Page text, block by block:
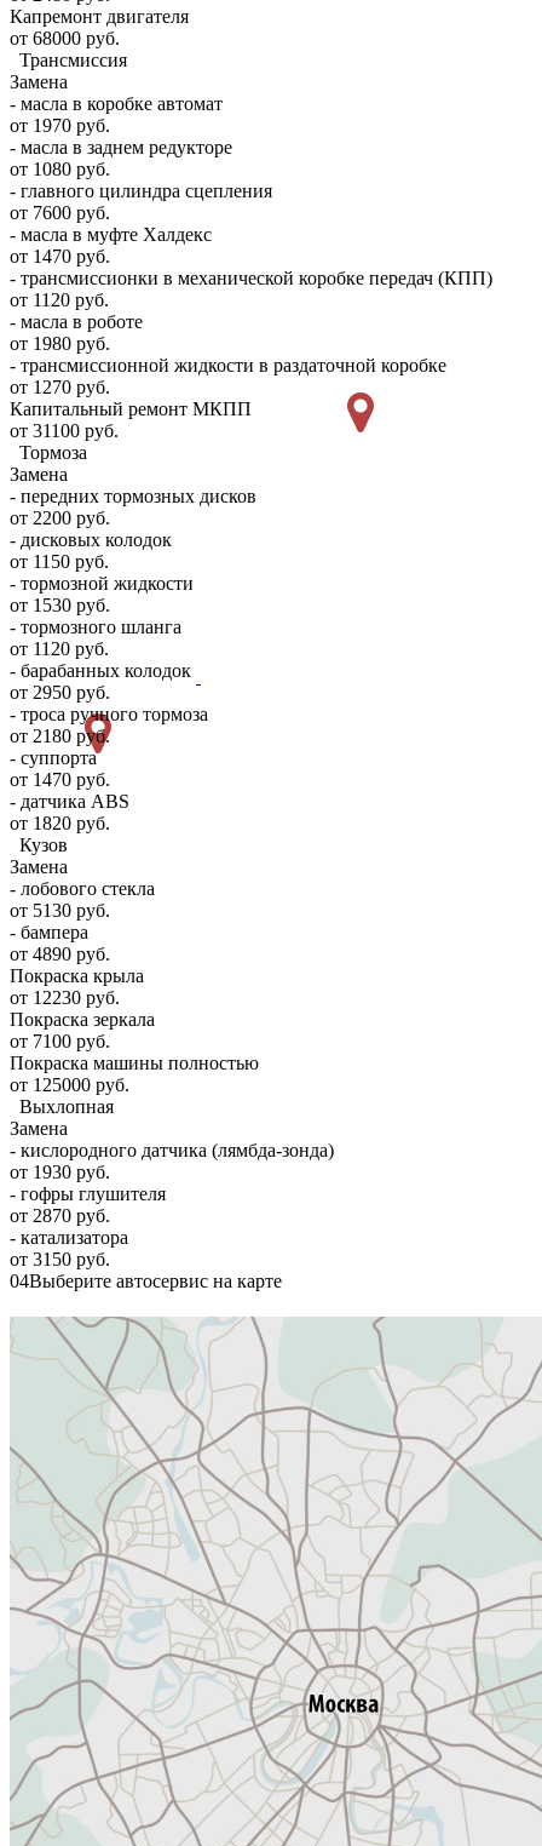
Капремонт двигателя
от 68000 руб.
Трансмиссия
Замена
- масла в коробке автомат
от 1970 руб.
- масла в заднем редукторе
от 1080 руб.
- главного цилиндра сцепления
от 7600 руб.
- масла в муфте Халдекс
от 1470 руб.
- трансмиссионки в механической коробке передач (КПП)
от 1120 руб.
- масла в роботе
от 1980 руб.
- трансмиссионной жидкости в раздаточной коробке
от 1270 руб.
Капитальный ремонт МКПП
от 31100 руб.
Тормоза
Замена
- передних тормозных дисков
от 2200 руб.
- дисковых колодок
от 1150 руб.
- тормозной жидкости
от 1530 руб.
- тормозного шланга
от 1120 руб.
- барабанных колодок
от 2950 руб.
- троса ручного тормоза
от 2180 руб.
- суппорта
от 1470 руб.
- датчика ABS
от 1820 руб.
Кузов
Замена
- лобового стекла
от 5130 руб.
- бампера
от 4890 руб.
Покраска крыла
от 12230 руб.
Покраска зеркала
от 7100 руб.
Покраска машины полностью
от 125000 руб.
Выхлопная
Замена
- кислородного датчика (лямбда-зонда)
от 1930 руб.
- гофры глушителя
от 2870 руб.
- катализатора
от 3150 руб.
04Выберите автосервис на карте